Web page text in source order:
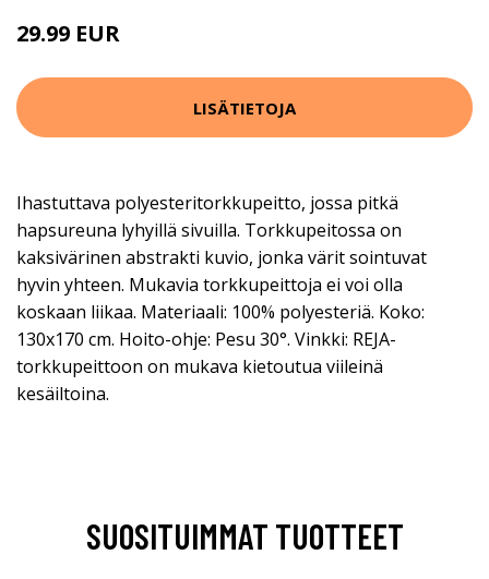
29.99 EUR
LISÄTIETOJA
Ihastuttava polyesteritorkkupeitto, jossa pitkä
hapsureuna lyhyillä sivuilla. Torkkupeitossa on
kaksivärinen abstrakti kuvio, jonka värit sointuvat
hyvin yhteen. Mukavia torkkupeittoja ei voi olla
koskaan liikaa. Materiaali: 100% polyesteriä. Koko:
130x170 cm. Hoito-ohje: Pesu 30°. Vinkki: REJA-
torkkupeittoon on mukava kietoutua viileinä
kesäiltoina.
SUOSITUIMMAT TUOTTEET